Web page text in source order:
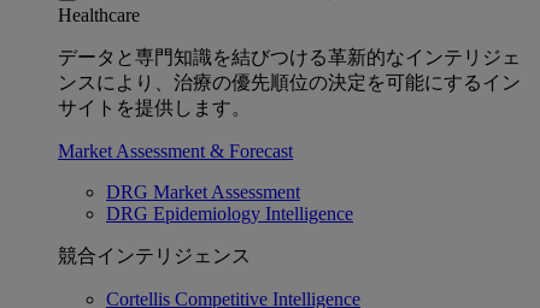
Healthcare
データと専門知識を結びつける革新的なインテリジェ
ンスにより、治療の優先順位の決定を可能にするイン
サイトを提供します。
Market Assessment & Forecast
DRG Market Assessment
DRG Epidemiology Intelligence
競合インテリジェンス
Cortellis Competitive Intelligence